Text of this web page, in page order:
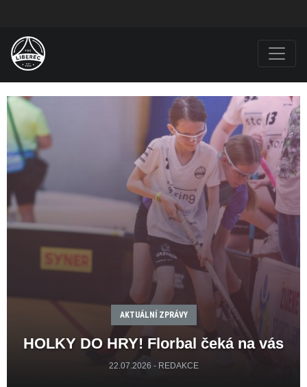
AKTUÁLNÍ ZPRÁVY
HOLKY DO HRY! Florbal čeká na vás
22.07.2026 - REDAKCE